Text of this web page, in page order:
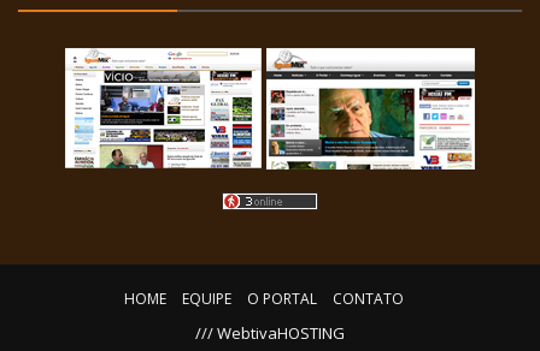
HOME EQUIPE O PORTAL CONTATO
/// WebtivaHOSTING